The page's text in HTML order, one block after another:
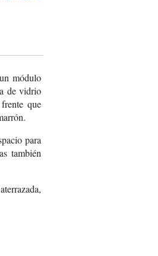
módulo
de vidrio
que
para
también